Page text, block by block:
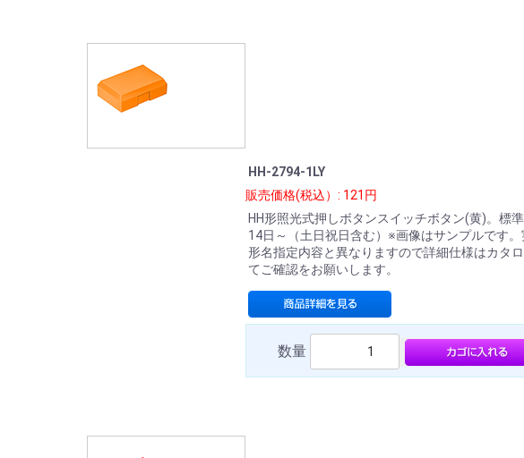
HH-2794-1LY
販売価格(税込）: 121円
HH形照光式押しボタンスイッチボタン(黄)。標
14日～（土日祝日含む）※画像はサンプルです。
形名指定内容と異なりますので詳細仕様はカタ
てご確認をお願いします。
数量